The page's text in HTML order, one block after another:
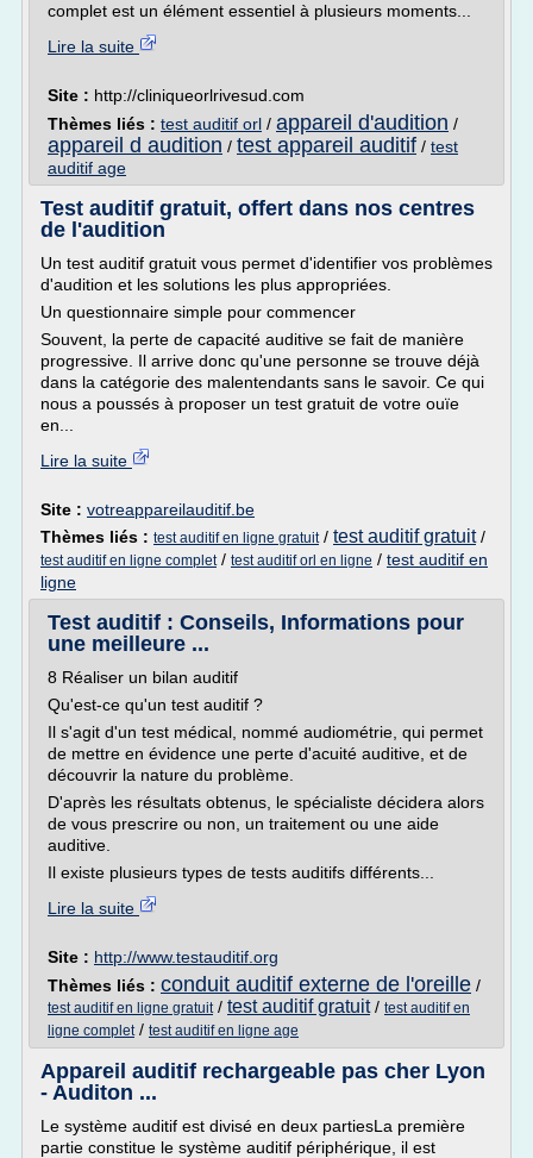
complet est un élément essentiel à plusieurs moments...
Lire la suite
Site : http://cliniqueorlrivesud.com
Thèmes liés : test auditif orl / appareil d'audition /
appareil d audition / test appareil auditif / test
auditif age
Test auditif gratuit, offert dans nos centres
de l'audition
Un test auditif gratuit vous permet d'identifier vos problèmes
d'audition et les solutions les plus appropriées.
Un questionnaire simple pour commencer
Souvent, la perte de capacité auditive se fait de manière
progressive. Il arrive donc qu'une personne se trouve déjà
dans la catégorie des malentendants sans le savoir. Ce qui
nous a poussés à proposer un test gratuit de votre ouïe
en...
Lire la suite
Site : votreappareilauditif.be
Thèmes liés : test auditif en ligne gratuit/ test auditif gratuit/
test auditif en ligne complet/ test auditif orl en ligne / test auditif en
ligne
Test auditif : Conseils, Informations pour
une meilleure ...
8 Réaliser un bilan auditif
Qu'est-ce qu'un test auditif ?
Il s'agit d'un test médical, nommé audiométrie, qui permet
de mettre en évidence une perte d'acuité auditive, et de
découvrir la nature du problème.
D'après les résultats obtenus, le spécialiste décidera alors
de vous prescrire ou non, un traitement ou une aide
auditive.
Il existe plusieurs types de tests auditifs différents...
Lire la suite
Site : http://www.testauditif.org
Thèmes liés : conduit auditif externe de l'oreille /
test auditif en ligne gratuit/ test auditif gratuit/ test auditif en
ligne complet/ test auditif en ligne age
Appareil auditif rechargeable pas cher Lyon
- Auditon ...
Le système auditif est divisé en deux partiesLa première
partie constitue le système auditif périphérique, il est